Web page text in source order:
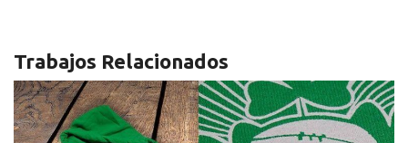
Trabajos Relacionados